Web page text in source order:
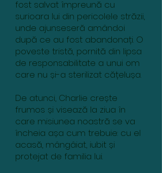
fost salvat împreună cu
surioara lui din pericolele străzii,
unde ajunseseră amândoi
după ce au fost abandonați. O
poveste tristă, pornită din lipsa
de responsabilitate a unui om
care nu și-a sterilizat cățelușa.
De atunci, Charlie crește
frumos și visează la ziua în
care misiunea noastră se va
încheia așa cum trebuie: cu el
acasă, mângâiat, iubit și
protejat de familia lui.